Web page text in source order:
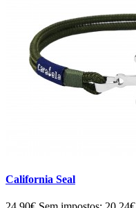
California Seal